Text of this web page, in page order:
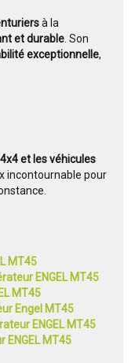
à la
et durable . Son
exceptionnelle,
et les véhicules
incontournable pour
MT45
ENGEL MT45
MT45
Engel MT45
ENGEL MT45
MT45